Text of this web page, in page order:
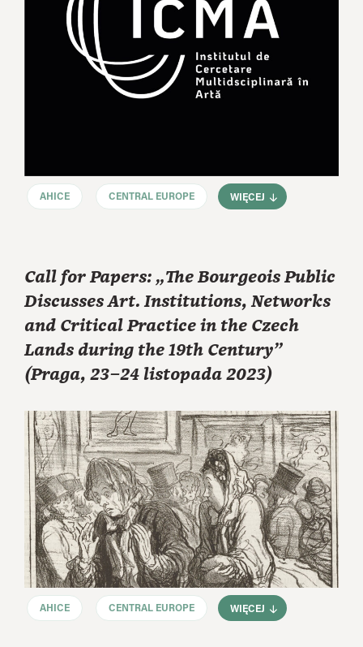
AHICE CENTRAL EUROPE WIĘCEJ
Call for Papers: „The Bourgeois Public
Discusses Art. Institutions, Networks
and Critical Practice in the Czech
Lands during the 19th Century”
(Praga, 23–24 listopada 2023)
AHICE CENTRAL EUROPE WIĘCEJ